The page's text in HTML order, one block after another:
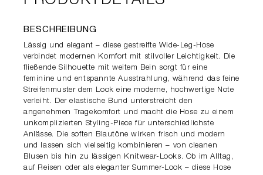
BESCHREIBUNG
Lässig und elegant – diese gestreifte Wide-Leg-Hose
verbindet modernen Komfort mit stilvoller Leichtigkeit. Die
fließende Silhouette mit weitem Bein sorgt für eine
feminine und entspannte Ausstrahlung, während das feine
Streifenmuster dem Look eine moderne, hochwertige Note
verleiht. Der elastische Bund unterstreicht den
angenehmen Tragekomfort und macht die Hose zu einem
unkomplizierten Styling-Piece für unterschiedlichste
Anlässe. Die soften Blautöne wirken frisch und modern
und lassen sich vielseitig kombinieren – von cleanen
Blusen bis hin zu lässigen Knitwear-Looks. Ob im Alltag,
auf Reisen oder als eleganter Summer-Look – diese Hose